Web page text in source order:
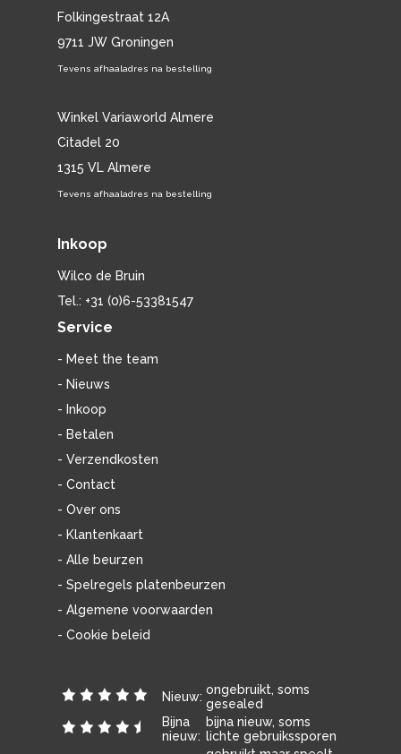
Folkingestraat 12A
9711 JW Groningen
Tevens afhaaladres na bestelling
Winkel Variaworld Almere
Citadel 20
1315 VL Almere
Tevens afhaaladres na bestelling
Inkoop
Wilco de Bruin
Tel.: +31 (0)6-53381547
Service
- Meet the team
- Nieuws
- Inkoop
- Betalen
- Verzendkosten
- Contact
- Over ons
- Klantenkaart
- Alle beurzen
- Spelregels platenbeurzen
- Algemene voorwaarden
- Cookie beleid
Nieuw: ongebruikt, soms
gesealed
Bijna
nieuw:
bijna nieuw, soms
lichte gebruikssporen